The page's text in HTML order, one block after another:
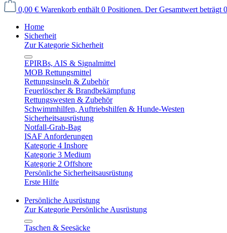
0,00 € Warenkorb enthält 0 Positionen. Der Gesamtwert beträgt
Home
Sicherheit
Zur Kategorie Sicherheit
EPIRBs, AIS & Signalmittel
MOB Rettungsmittel
Rettungsinseln & Zubehör
Feuerlöscher & Brandbekämpfung
Rettungswesten & Zubehör
Schwimmhilfen, Auftriebshilfen & Hunde-Westen
Sicherheitsausrüstung
Notfall-Grab-Bag
ISAF Anforderungen
Kategorie 4 Inshore
Kategorie 3 Medium
Kategorie 2 Offshore
Persönliche Sicherheitsausrüstung
Erste Hilfe
Persönliche Ausrüstung
Zur Kategorie Persönliche Ausrüstung
Taschen & Seesäcke